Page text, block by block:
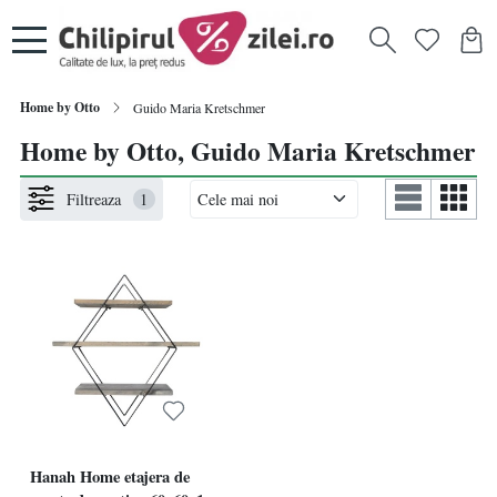
Home by Otto Guido Maria Kretschmer
Home by Otto, Guido Maria Kretschmer
Filtreaza 1
Hanah Home etajera de